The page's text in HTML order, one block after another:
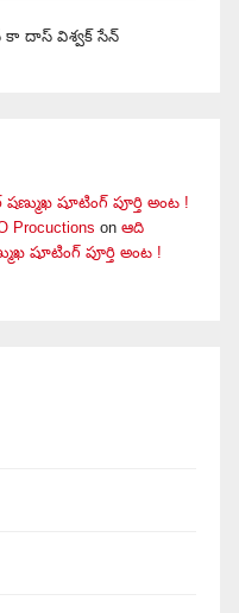
దాస్ విశ్వక్ సేన్
షూటింగ్ పూర్తి అంట !
Procuctions on ఆది
షూటింగ్ పూర్తి అంట !